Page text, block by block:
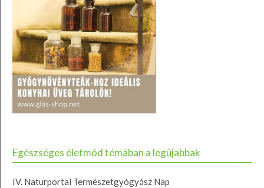
Egészséges életmód témában a legújabbak
IV. Naturportal Természetgyógyász Nap